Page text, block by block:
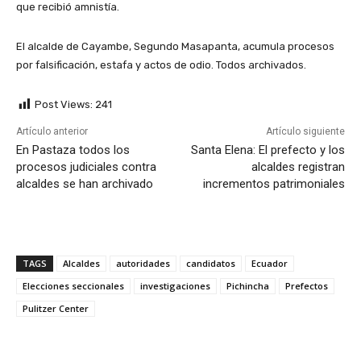
que recibió amnistía.
El alcalde de Cayambe, Segundo Masapanta, acumula procesos
por falsificación, estafa y actos de odio. Todos archivados.
Post Views: 241
Artículo anterior
En Pastaza todos los
procesos judiciales contra
alcaldes se han archivado
Artículo siguiente
Santa Elena: El prefecto y los
alcaldes registran
incrementos patrimoniales
TAGS Alcaldes autoridades candidatos
Ecuador
Elecciones seccionales
investigaciones Pichincha
Prefectos
Pulitzer Center